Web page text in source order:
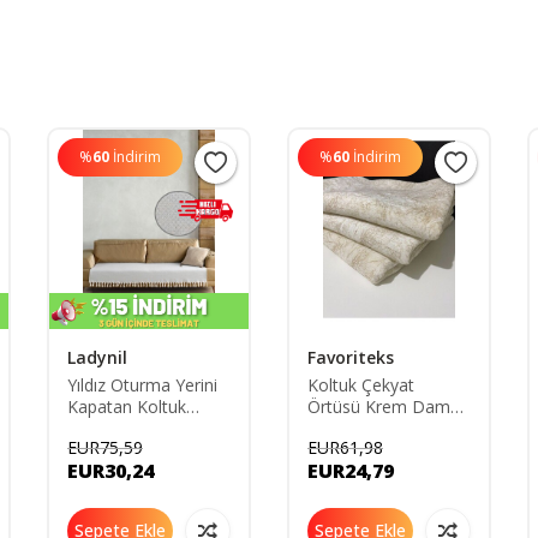
%60 İndirim
Ladynil
Yıldız Oturma Yerini
Kapatan Koltuk
EUR75,59
EUR30,24
Sepete Ekle
%60 İndirim
Favoriteks
Koltuk Çekyat
Örtüsü Krem Damar
Taban Süngerli Üst
Kumaş Kadife
EUR61,98
EUR24,79
Sepete Ekle